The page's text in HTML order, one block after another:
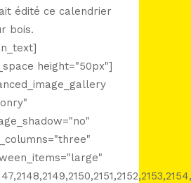
édité ce calendrier
bois.
height="50px"]